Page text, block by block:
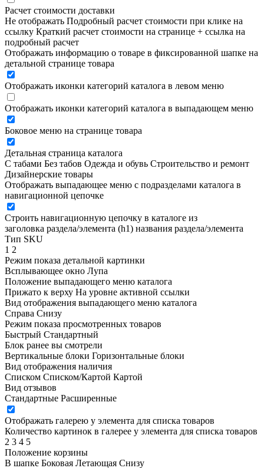
Расчет стоимости доставки
Не отображать Подробный расчет стоимости при клике на
ссылку Краткий расчет стоимости на странице + ссылка на
подробный расчет
Отображать информацию о товаре в фиксированной шапке на
детальной странице товара
Отображать иконки категорий каталога в левом меню
Отображать иконки категорий каталога в выпадающем меню
Боковое меню на странице товара
Детальная страница каталога
С табами Без табов Одежда и обувь Строительство и ремонт
Дизайнерские товары
Отображать выпадающее меню с подразделами каталога в
навигационной цепочке
Строить навигационную цепочку в каталоге из
заголовка раздела/элемента (h1) названия раздела/элемента
Тип SKU
1 2
Режим показа детальной картинки
Всплывающее окно Лупа
Положение выпадающего меню каталога
Прижато к верху На уровне активной ссылки
Вид отображения выпадающего меню каталога
Справа Снизу
Режим показа просмотренных товаров
Быстрый Стандартный
Блок ранее вы смотрели
Вертикальные блоки Горизонтальные блоки
Вид отображения наличия
Списком Списком/Картой Картой
Вид отзывов
Стандартные Расширенные
Отображать галерею у элемента для списка товаров
Количество картинок в галерее у элемента для списка товаров
2 3 4 5
Положение корзины
В шапке Боковая Летающая Снизу